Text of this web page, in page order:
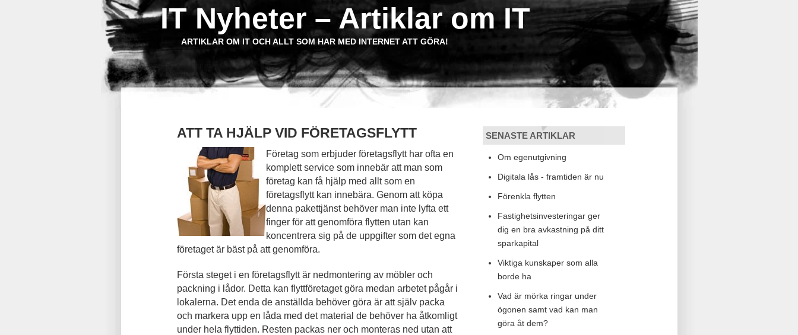
IT Nyheter – Artiklar om IT
ARTIKLAR OM IT OCH ALLT SOM HAR MED INTERNET ATT GÖRA!
ATT TA HJÄLP VID FÖRETAGSFLYTT
Företag som erbjuder företagsflytt har ofta en
komplett service som innebär att man som
företag kan få hjälp med allt som en
företagsflytt kan innebära. Genom att köpa
denna pakettjänst behöver man inte lyfta ett
finger för att genomföra flytten utan kan
koncentrera sig på de uppgifter som det egna
företaget är bäst på att genomföra.
Första steget i en företagsflytt är nedmontering av möbler och
packning i lådor. Detta kan flyttföretaget göra medan arbetet pågår i
lokalerna. Det enda de anställda behöver göra är att själv packa
och markera upp en låda med det material de behöver ha åtkomligt
under hela flyttiden. Resten packas ner och monteras ned utan att
SENASTE ARTIKLAR
Om egenutgivning
Digitala lås - framtiden är nu
Förenkla flytten
Fastighetsinvesteringar ger
dig en bra avkastning på ditt
sparkapital
Viktiga kunskaper som alla
borde ha
Vad är mörka ringar under
ögonen samt vad kan man
göra åt dem?